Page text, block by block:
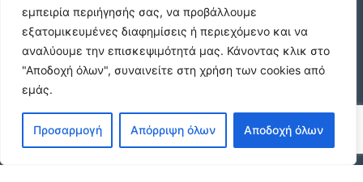
εμπειρία περιήγησής σας, να προβάλλουμε
εξατομικευμένες διαφημίσεις ή περιεχόμενο και να
αναλύουμε την επισκεψιμότητά μας. Κάνοντας κλικ στο
"Αποδοχή όλων", συναινείτε στη χρήση των cookies από
εμάς.
Προσαρμογή Απόρριψη όλων Αποδοχή όλων
ΕΝΟΙΚΙΑΣΗ ΔΙΑΜΕΡΙΣΜΑΤΟΣ ΧΑΡΙΛΑΟΥ
ΘΕΣΣΑΛΟΝΙΚΗ
€600 /μήνα
Κωδικος ακινητου Μ480 καταστημα στον
Ευοσμο